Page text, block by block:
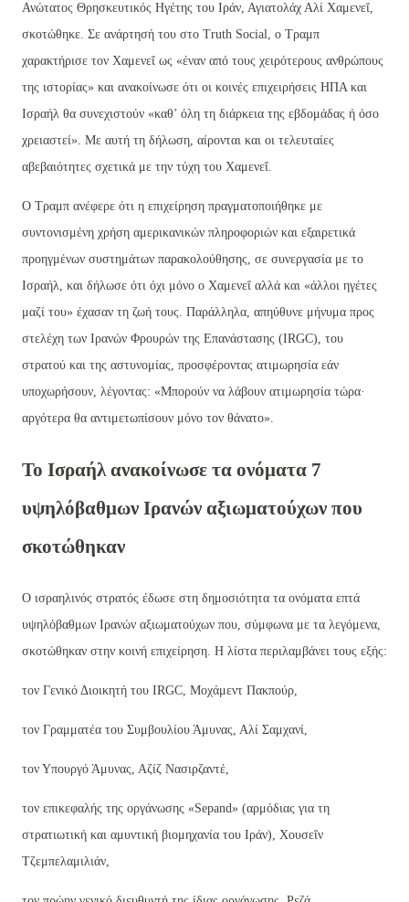
Ανώτατος Θρησκευτικός Ηγέτης του Ιράν, Αγιατολάχ Αλί Χαμενεΐ,
σκοτώθηκε. Σε ανάρτησή του στο Truth Social, ο Τραμπ
χαρακτήρισε τον Χαμενεΐ ως «έναν από τους χειρότερους ανθρώπους
της ιστορίας» και ανακοίνωσε ότι οι κοινές επιχειρήσεις ΗΠΑ και
Ισραήλ θα συνεχιστούν «καθ’ όλη τη διάρκεια της εβδομάδας ή όσο
χρειαστεί». Με αυτή τη δήλωση, αίρονται και οι τελευταίες
αβεβαιότητες σχετικά με την τύχη του Χαμενεΐ.
Ο Τραμπ ανέφερε ότι η επιχείρηση πραγματοποιήθηκε με
συντονισμένη χρήση αμερικανικών πληροφοριών και εξαιρετικά
προηγμένων συστημάτων παρακολούθησης, σε συνεργασία με το
Ισραήλ, και δήλωσε ότι όχι μόνο ο Χαμενεΐ αλλά και «άλλοι ηγέτες
μαζί του» έχασαν τη ζωή τους. Παράλληλα, απηύθυνε μήνυμα προς
στελέχη των Ιρανών Φρουρών της Επανάστασης (IRGC), του
στρατού και της αστυνομίας, προσφέροντας ατιμωρησία εάν
υποχωρήσουν, λέγοντας: «Μπορούν να λάβουν ατιμωρησία τώρα·
αργότερα θα αντιμετωπίσουν μόνο τον θάνατο».
Το Ισραήλ ανακοίνωσε τα ονόματα 7
υψηλόβαθμων Ιρανών αξιωματούχων που
σκοτώθηκαν
Ο ισραηλινός στρατός έδωσε στη δημοσιότητα τα ονόματα επτά
υψηλόβαθμων Ιρανών αξιωματούχων που, σύμφωνα με τα λεγόμενα,
σκοτώθηκαν στην κοινή επιχείρηση. Η λίστα περιλαμβάνει τους εξής:
τον Γενικό Διοικητή του IRGC, Μοχάμεντ Πακπούρ,
τον Γραμματέα του Συμβουλίου Άμυνας, Αλί Σαμχανί,
τον Υπουργό Άμυνας, Αζίζ Νασιρζαντέ,
τον επικεφαλής της οργάνωσης «Sepand» (αρμόδιας για τη
στρατιωτική και αμυντική βιομηχανία του Ιράν), Χουσεΐν
Τζεμπελαμιλιάν,